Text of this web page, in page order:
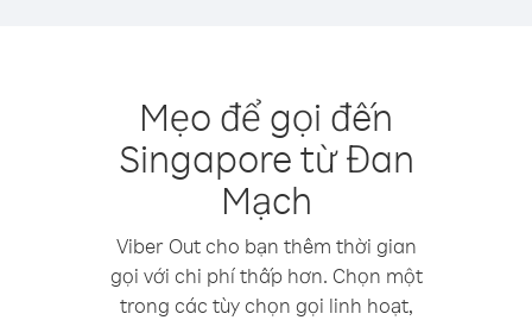
Mẹo để gọi đến
Singapore từ Đan
Mạch
Viber Out cho bạn thêm thời gian
gọi với chi phí thấp hơn. Chọn một
trong các tùy chọn gọi linh hoạt,